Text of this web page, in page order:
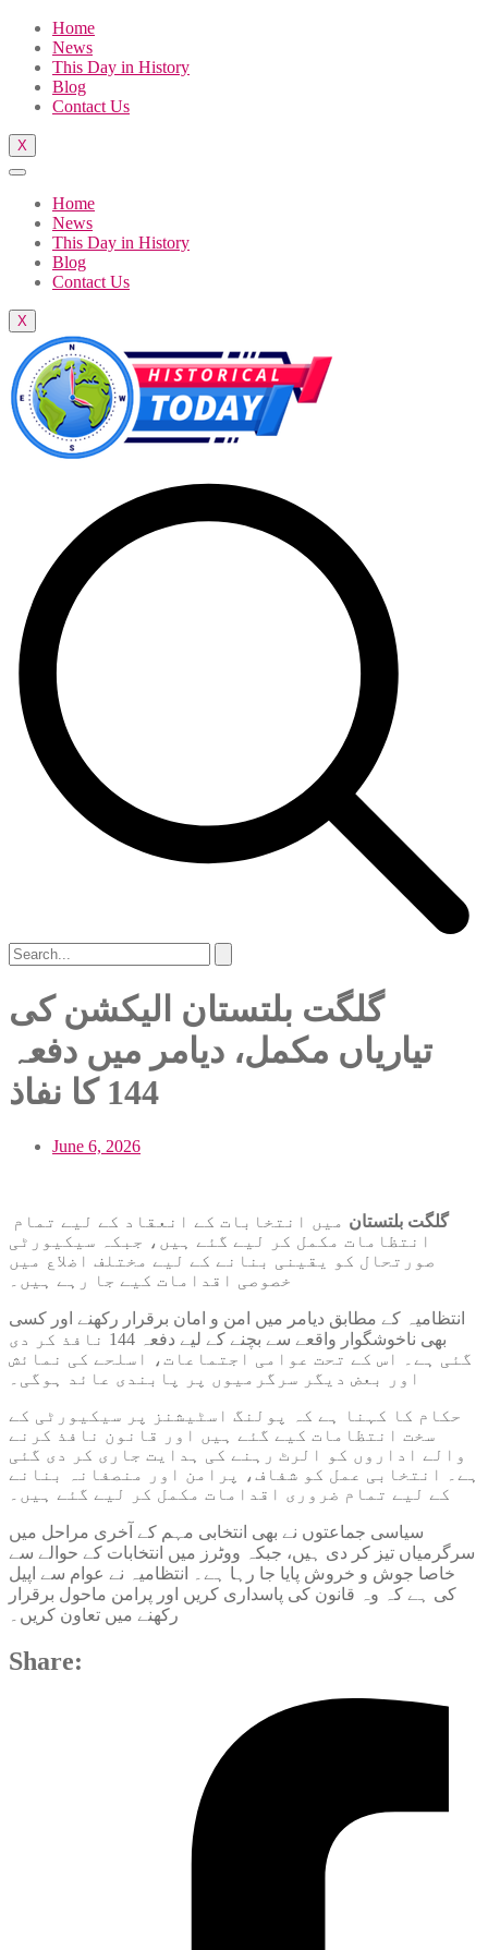
Home
News
This Day in History
Blog
Contact Us
X
Home
News
This Day in History
Blog
Contact Us
X
گلگت بلتستان الیکشن کی
تیاریاں مکمل، دیامر میں دفعہ
144 کا نفاذ
June 6, 2026
گلگت بلتستان میں انتخابات کے انعقاد کے لیے تمام
انتظامات مکمل کر لیے گئے ہیں، جبکہ سیکیورٹی
صورتحال کو یقینی بنانے کے لیے مختلف اضلاع میں
خصوصی اقدامات کیے جا رہے ہیں۔
انتظامیہ کے مطابق دیامر میں امن و امان برقرار رکھنے اور کسی
بھی ناخوشگوار واقعے سے بچنے کے لیے دفعہ 144 نافذ کر دی
گئی ہے۔ اس کے تحت عوامی اجتماعات، اسلحے کی نمائش
اور بعض دیگر سرگرمیوں پر پابندی عائد ہوگی۔
حکام کا کہنا ہے کہ پولنگ اسٹیشنز پر سیکیورٹی کے
سخت انتظامات کیے گئے ہیں اور قانون نافذ کرنے
والے اداروں کو الرٹ رہنے کی ہدایت جاری کر دی گئی
ہے۔ انتخابی عمل کو شفاف، پرامن اور منصفانہ بنانے
کے لیے تمام ضروری اقدامات مکمل کر لیے گئے ہیں۔
سیاسی جماعتوں نے بھی انتخابی مہم کے آخری مراحل میں
سرگرمیاں تیز کر دی ہیں، جبکہ ووٹرز میں انتخابات کے حوالے سے
خاصا جوش و خروش پایا جا رہا ہے۔ انتظامیہ نے عوام سے اپیل
کی ہے کہ وہ قانون کی پاسداری کریں اور پرامن ماحول برقرار
رکھنے میں تعاون کریں۔
Share: